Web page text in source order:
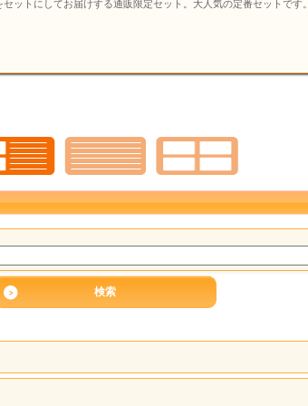
ットにしてお届けする通販限定セット。大人気の定番セットです